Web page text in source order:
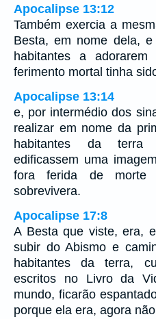
Apocalipse 13:12
Também exercia a
Besta, em nome dela,
habitantes a
ferimento mortal tinha
Apocalipse 13:14
e, por intermédio dos
realizar em nome da
habitantes da terra
edificassem uma
fora ferida de morte
sobrevivera.
Apocalipse 17:8
A Besta que viste, era,
subir do Abismo e
habitantes da terra,
escritos no Livro da
mundo, ficarão
porque ela era, agora